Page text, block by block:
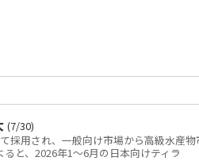
(7/30)
採用され、一般向け市場から高級水産物
と、2026年1～6月の日本向けティラ